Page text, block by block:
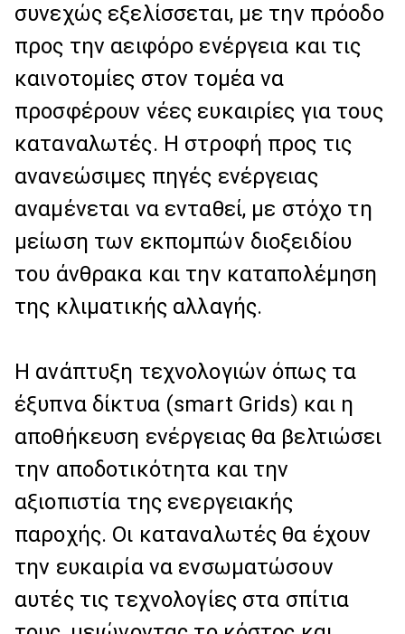
συνεχώς εξελίσσεται, με την πρόοδο
προς την αειφόρο ενέργεια και τις
καινοτομίες στον τομέα να
προσφέρουν νέες ευκαιρίες για τους
καταναλωτές. Η στροφή προς τις
ανανεώσιμες πηγές ενέργειας
αναμένεται να ενταθεί, με στόχο τη
μείωση των εκπομπών διοξειδίου
του άνθρακα και την καταπολέμηση
της κλιματικής αλλαγής.
Η ανάπτυξη τεχνολογιών όπως τα
έξυπνα δίκτυα (smart Grids) και η
αποθήκευση ενέργειας θα βελτιώσει
την αποδοτικότητα και την
αξιοπιστία της ενεργειακής
παροχής. Οι καταναλωτές θα έχουν
την ευκαιρία να ενσωματώσουν
αυτές τις τεχνολογίες στα σπίτια